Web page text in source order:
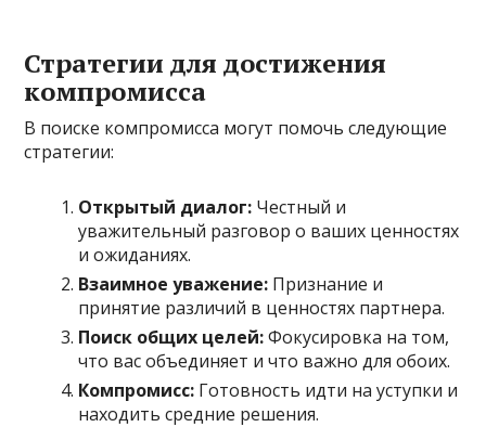
Стратегии для достижения
компромисса
В поиске компромисса могут помочь следующие
стратегии:
Открытый диалог: Честный и
уважительный разговор о ваших ценностях
и ожиданиях.
Взаимное уважение: Признание и
принятие различий в ценностях партнера.
Поиск общих целей:Фокусировка на том,
что вас объединяет и что важно для обоих.
Компромисс: Готовность идти на уступки и
находить средние решения.